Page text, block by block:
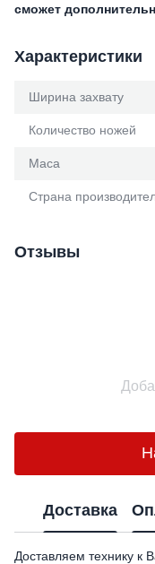
сможет
Характеристики
Ширина захвату
Количество ножей
Маса
Страна
Отзывы
Доставка
Доставляем технику к